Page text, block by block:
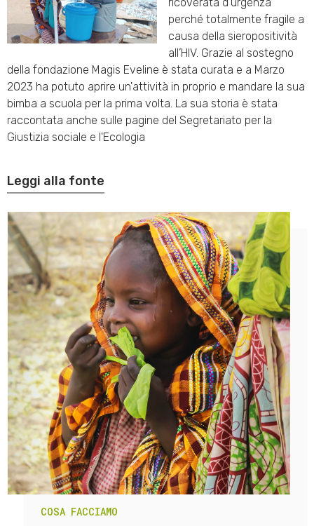
perché totalmente fragile a
causa della sieropositività
all’HIV. Grazie al sostegno
della fondazione Magis Eveline è stata curata e a Marzo
2023 ha potuto aprire un'attività in proprio e mandare la sua
bimba a scuola per la prima volta. La sua storia è stata
raccontata anche sulle pagine del Segretariato per la
Giustizia sociale e l'Ecologia
Leggi alla fonte
COSA FACCIAMO